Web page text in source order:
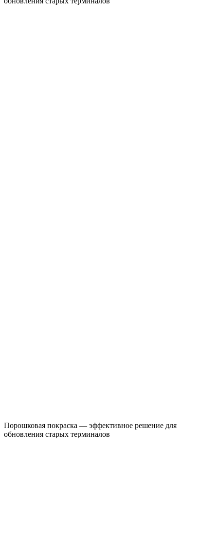
Порошковая покраска — эффективное решение для
обновления старых терминалов